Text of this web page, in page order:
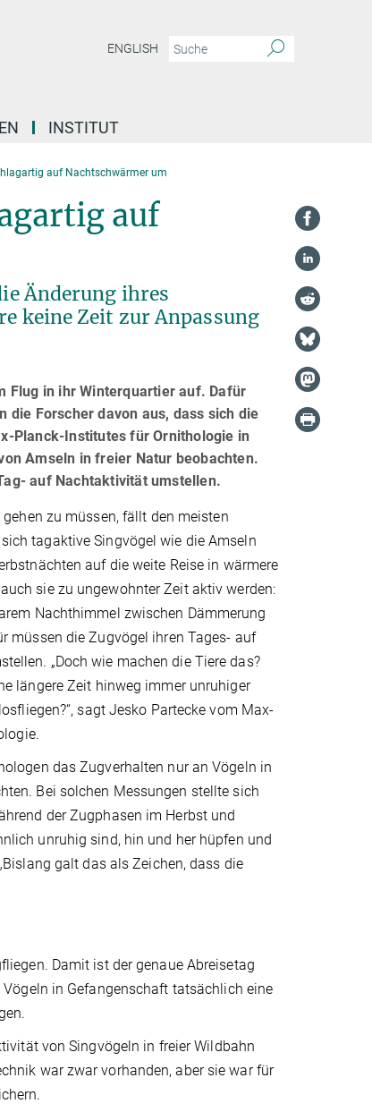
ENGLISH
INSTITUT
auf Nachtschwärmer um
auf
Änderung ihres
keine Zeit zur Anpassung
Flug in ihr Winterquartier auf. Dafür
die Forscher davon aus, dass sich die
Planck-Institutes für Ornithologie in
Amseln in freier Natur beobachten.
auf Nachtaktivität umstellen.
zu müssen, fällt den meisten
tagaktive Singvögel wie die Amseln
auf die weite Reise in wärmere
sie zu ungewohnter Zeit aktiv werden:
Nachthimmel zwischen Dämmerung
müssen die Zugvögel ihren Tages- auf
„Doch wie machen die Tiere das?
längere Zeit hinweg immer unruhiger
sagt Jesko Partecke vom Max-
das Zugverhalten nur an Vögeln in
Bei solchen Messungen stellte sich
der Zugphasen im Herbst und
unruhig sind, hin und her hüpfen und
galt das als Zeichen, dass die
Damit ist der genaue Abreisetag
in Gefangenschaft tatsächlich eine
von Singvögeln in freier Wildbahn
war zwar vorhanden, aber sie war für